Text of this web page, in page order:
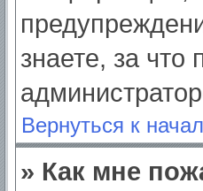
знаете, за
Вернуться к
» Как мне